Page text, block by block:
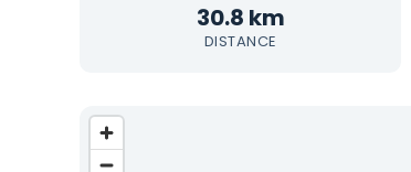
30.8 km
DISTANCE